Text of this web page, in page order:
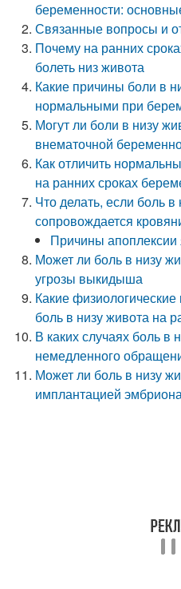
беременности:
Связанные вопросы и
Почему на ранних
болеть низ живота
Какие причины боли в
нормальными при
Могут ли боли в низу
внематочной
Как отличить
на ранних сроках
Что делать, если боль в
сопровождается
Причины апоплексии
Может ли боль в низу
угрозы выкидыша
Какие
боль в низу живота на
В каких случаях боль в
немедленного
Может ли боль в низу
имплантацией